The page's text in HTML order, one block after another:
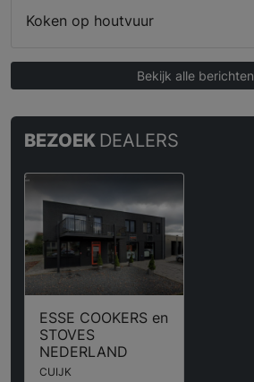
Koken op houtvuur
Bekijk alle berichten
BEZOEK DEALERS
ESSE COOKERS en
STOVES
NEDERLAND
CUIJK